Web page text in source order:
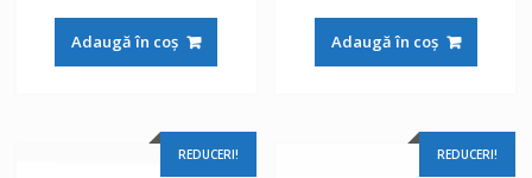
a
fost:
este:
234 lei.
Adaugă în coș
a
fost:
este:
92 lei.
Adaugă în coș
REDUCERI! REDUCERI!